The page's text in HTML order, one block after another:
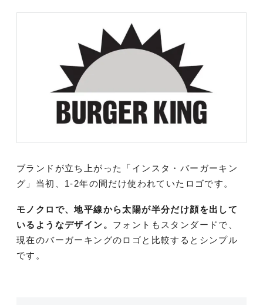
ブランドが立ち上がった「インスタ・バーガーキン
グ」当初、1-2年の間だけ使われていたロゴです。
モノクロで、地平線から太陽が半分だけ顔を出して
いるようなデザイン。 フォントもスタンダードで、
現在のバーガーキングのロゴと比較するとシンプル
です。